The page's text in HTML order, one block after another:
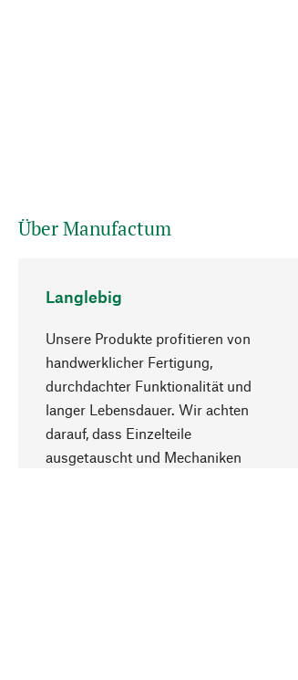
Über Manufactum
Langlebig
Unsere Produkte profitieren von
handwerklicher Fertigung,
durchdachter Funktionalität und
langer Lebensdauer. Wir achten
darauf, dass Einzelteile
ausgetauscht und Mechaniken